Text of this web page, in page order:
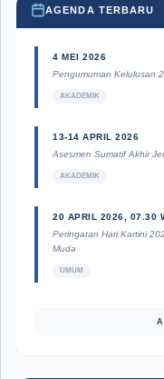
AGENDA TERBARU
4 MEI 2026
Pengumuman Kelulusan
AKADEMIK
13-14 APRIL 2026
Asesmen Sumatif Akhir
AKADEMIK
20 APRIL 2026, 07.30
Peringatan Hari Kartini
Muda
UMUM